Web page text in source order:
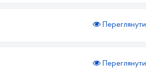
Переглянути
Переглянути